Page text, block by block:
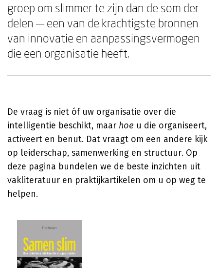
groep om slimmer te zijn dan de som der
delen — een van de krachtigste bronnen
van innovatie en aanpassingsvermogen
die een organisatie heeft.
De vraag is niet óf uw organisatie over die
intelligentie beschikt, maar hoe u die organiseert,
activeert en benut. Dat vraagt om een andere kijk
op leiderschap, samenwerking en structuur. Op
deze pagina bundelen we de beste inzichten uit
vakliteratuur en praktijkartikelen om u op weg te
helpen.